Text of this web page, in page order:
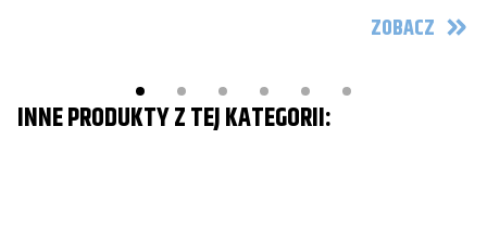
ZOBACZ
INNE PRODUKTY Z TEJ KATEGORII: